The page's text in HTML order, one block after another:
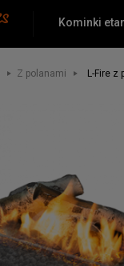
Kominki
Z polanami L-Fire z